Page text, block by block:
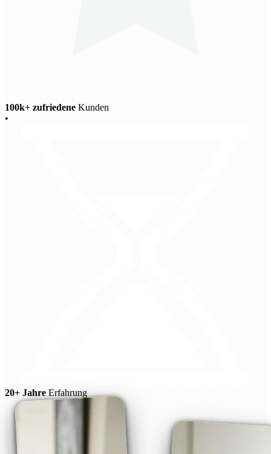
100k+ zufriedene Kunden
•
20+ Jahre Erfahrung